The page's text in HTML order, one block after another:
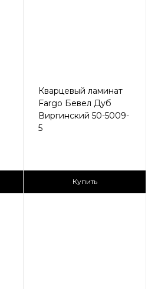
Кварцевый ламинат
Fargo Бевел Дуб
Виргинский 50-5009-
5
2
Купить